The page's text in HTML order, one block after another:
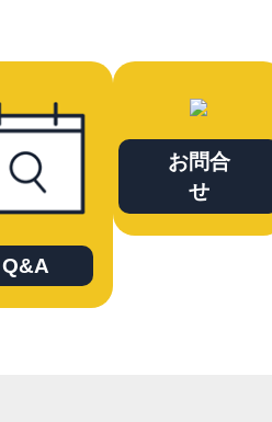
Q&A
お問合
せ